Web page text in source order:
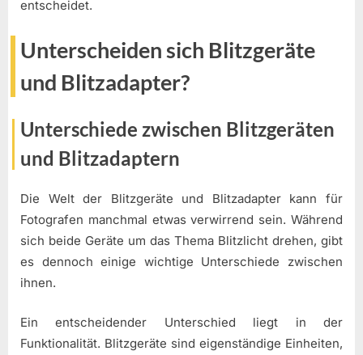
entscheidet.
Unterscheiden sich Blitzgeräte
und Blitzadapter?
Unterschiede zwischen Blitzgeräten
und Blitzadaptern
Die Welt der Blitzgeräte und Blitzadapter kann für
Fotografen manchmal etwas verwirrend sein. Während
sich beide Geräte um das Thema Blitzlicht drehen, gibt
es dennoch einige wichtige Unterschiede zwischen
ihnen.
Ein entscheidender Unterschied liegt in der
Funktionalität. Blitzgeräte sind eigenständige Einheiten,